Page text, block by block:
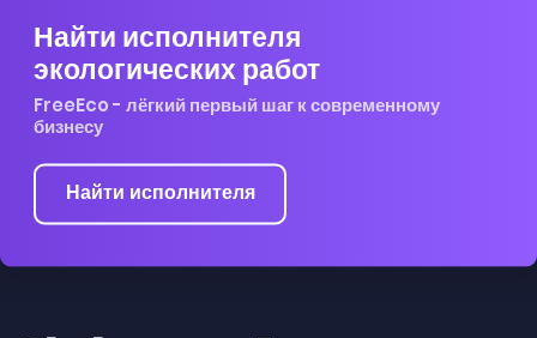
Найти исполнителя
экологических работ
FreeEco - лёгкий первый шаг к современному
бизнесу
Найти исполнителя